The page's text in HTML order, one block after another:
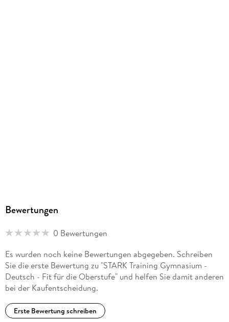
Bewertungen
0 Bewertungen
Es wurden noch keine Bewertungen abgegeben. Schreiben
Sie die erste Bewertung zu "STARK Training Gymnasium -
Deutsch - Fit für die Oberstufe" und helfen Sie damit anderen
bei der Kaufentscheidung.
Erste Bewertung schreiben